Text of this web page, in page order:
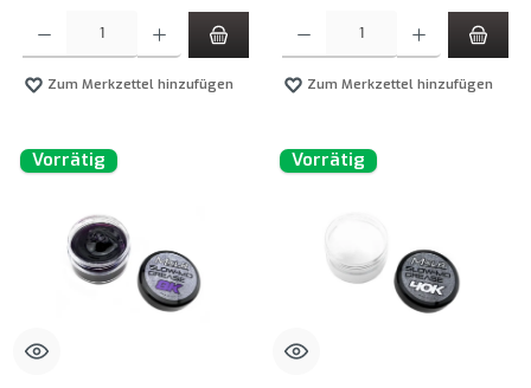
Zum Merkzettel hinzufügen Zum Merkzettel hinzufügen
Vorrätig Vorrätig